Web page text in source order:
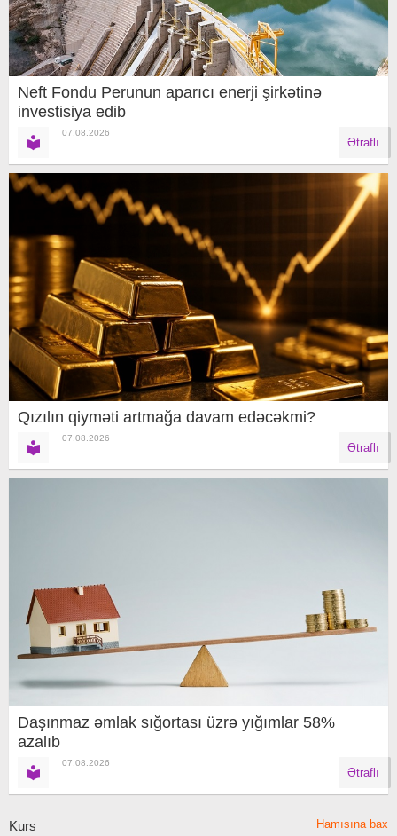
Neft Fondu Perunun aparıcı enerji şirkətinə
investisiya edib
07.08.2026
Ətraflı
Qızılın qiyməti artmağa davam edəcəkmi?
07.08.2026
Ətraflı
Daşınmaz əmlak sığortası üzrə yığımlar 58%
azalıb
07.08.2026
Ətraflı
Kurs Hamısına bax